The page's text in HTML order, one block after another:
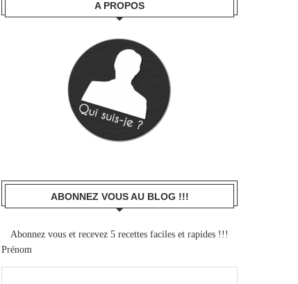
A PROPOS
ABONNEZ VOUS AU BLOG !!!
Abonnez vous et recevez 5 recettes faciles et rapides !!!
Prénom